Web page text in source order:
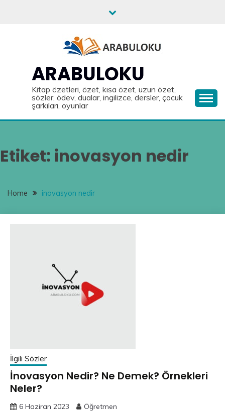
ARABULOKU
Kitap özetleri, özet, kısa özet, uzun özet,
sözler, ödev, dualar, ingilizce, dersler, çocuk
şarkıları, oyunlar
Etiket: inovasyon nedir
Home inovasyon nedir
İlgili Sözler
İnovasyon Nedir? Ne Demek? Örnekleri
Neler?
6 Haziran 2023 Öğretmen